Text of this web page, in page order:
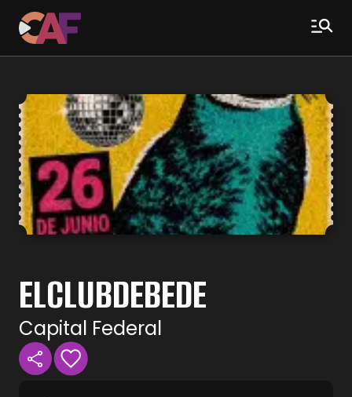
ELCLUBDEBEDE
Capital Federal